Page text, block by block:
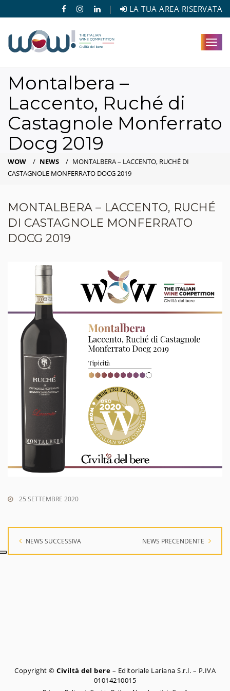
| LA TUA AREA RISERVATA
Montalbera –
Laccento, Ruché di
Castagnole Monferrato
Docg 2019
WOW / NEWS / MONTALBERA – LACCENTO, RUCHÉ DI
CASTAGNOLE MONFERRATO DOCG 2019
MONTALBERA – LACCENTO, RUCHÉ
DI CASTAGNOLE MONFERRATO
DOCG 2019
25 SETTEMBRE 2020
NEWS SUCCESSIVA NEWS PRECENDENTE
Copyright © Civiltà del bere – Editoriale Lariana S.r.l. – P.IVA
01014210015